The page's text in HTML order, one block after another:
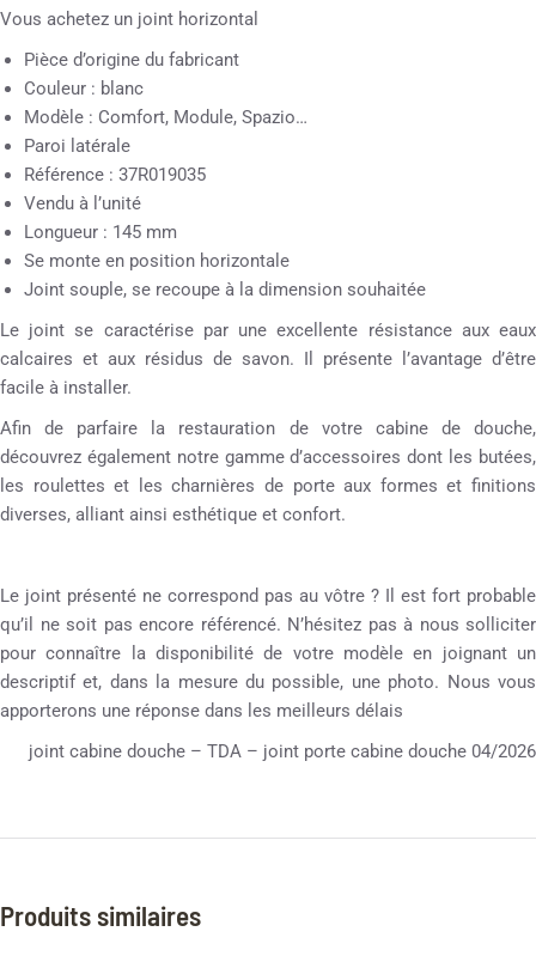
Vous achetez un joint horizontal
Pièce d’origine du fabricant
Couleur : blanc
Modèle : Comfort, Module, Spazio…
Paroi latérale
Référence : 37R019035
Vendu à l’unité
Longueur : 145 mm
Se monte en position horizontale
Joint souple, se recoupe à la dimension souhaitée
Le joint se caractérise par une excellente résistance aux eaux
calcaires et aux résidus de savon. Il présente l’avantage d’être
facile à installer.
Afin de parfaire la restauration de votre cabine de douche,
découvrez également notre gamme d’accessoires dont les butées,
les roulettes et les charnières de porte aux formes et finitions
diverses, alliant ainsi esthétique et confort.
Le joint présenté ne correspond pas au vôtre ? Il est fort probable
qu’il ne soit pas encore référencé. N’hésitez pas à nous solliciter
pour connaître la disponibilité de votre modèle en joignant un
descriptif et, dans la mesure du possible, une photo. Nous vous
apporterons une réponse dans les meilleurs délais
joint cabine douche – TDA – joint porte cabine douche 04/2026
Produits similaires